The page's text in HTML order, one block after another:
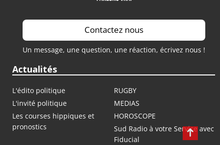
Contactez nous
Un message, une question, une réaction, écrivez nous !
Actualités
L'édito politique
RUGBY
L'invité politique
MEDIAS
Les courses hippiques et
pronostics
HOROSCOPE
Sud Radio à votre Service avec
Fiducial